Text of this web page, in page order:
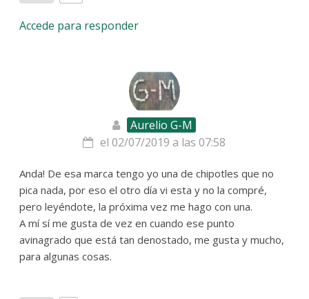
Accede para responder
Aurelio G-M
el 02/07/2019 a las 07:58
Anda! De esa marca tengo yo una de chipotles que no
pica nada, por eso el otro día vi esta y no la compré,
pero leyéndote, la próxima vez me hago con una.
A mí sí me gusta de vez en cuando ese punto
avinagrado que está tan denostado, me gusta y mucho,
para algunas cosas.